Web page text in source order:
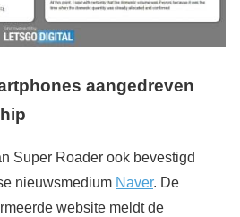
aangedreven
Super Roader ook bevestigd
nieuwsmedium Naver. De
website meldt de